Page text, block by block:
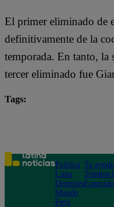
El primer eliminado de
definitivamente de la
temporada. En tanto, la
tercer eliminado fue
Tags:
Política
Lima
Deportes
Mundo
Perú
Te ayudo